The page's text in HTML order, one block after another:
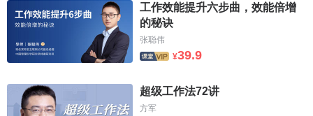
審計工作底稿的作用
在審計過程中，註冊會計師需要大量地編製或取得審計
工作底稿，使得審計工作底稿成為註冊會計師審計
展。審計工作底稿在審計中的作用如下：
工作效能提升六步曲，效能倍增
的秘诀
张聪伟
¥39.9
超级工作法72讲
方军